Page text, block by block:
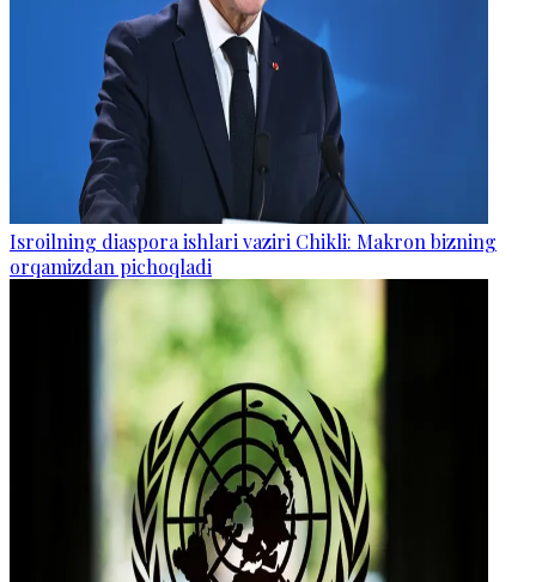
Isroilning diaspora ishlari vaziri Chikli: Makron bizning
orqamizdan pichoqladi